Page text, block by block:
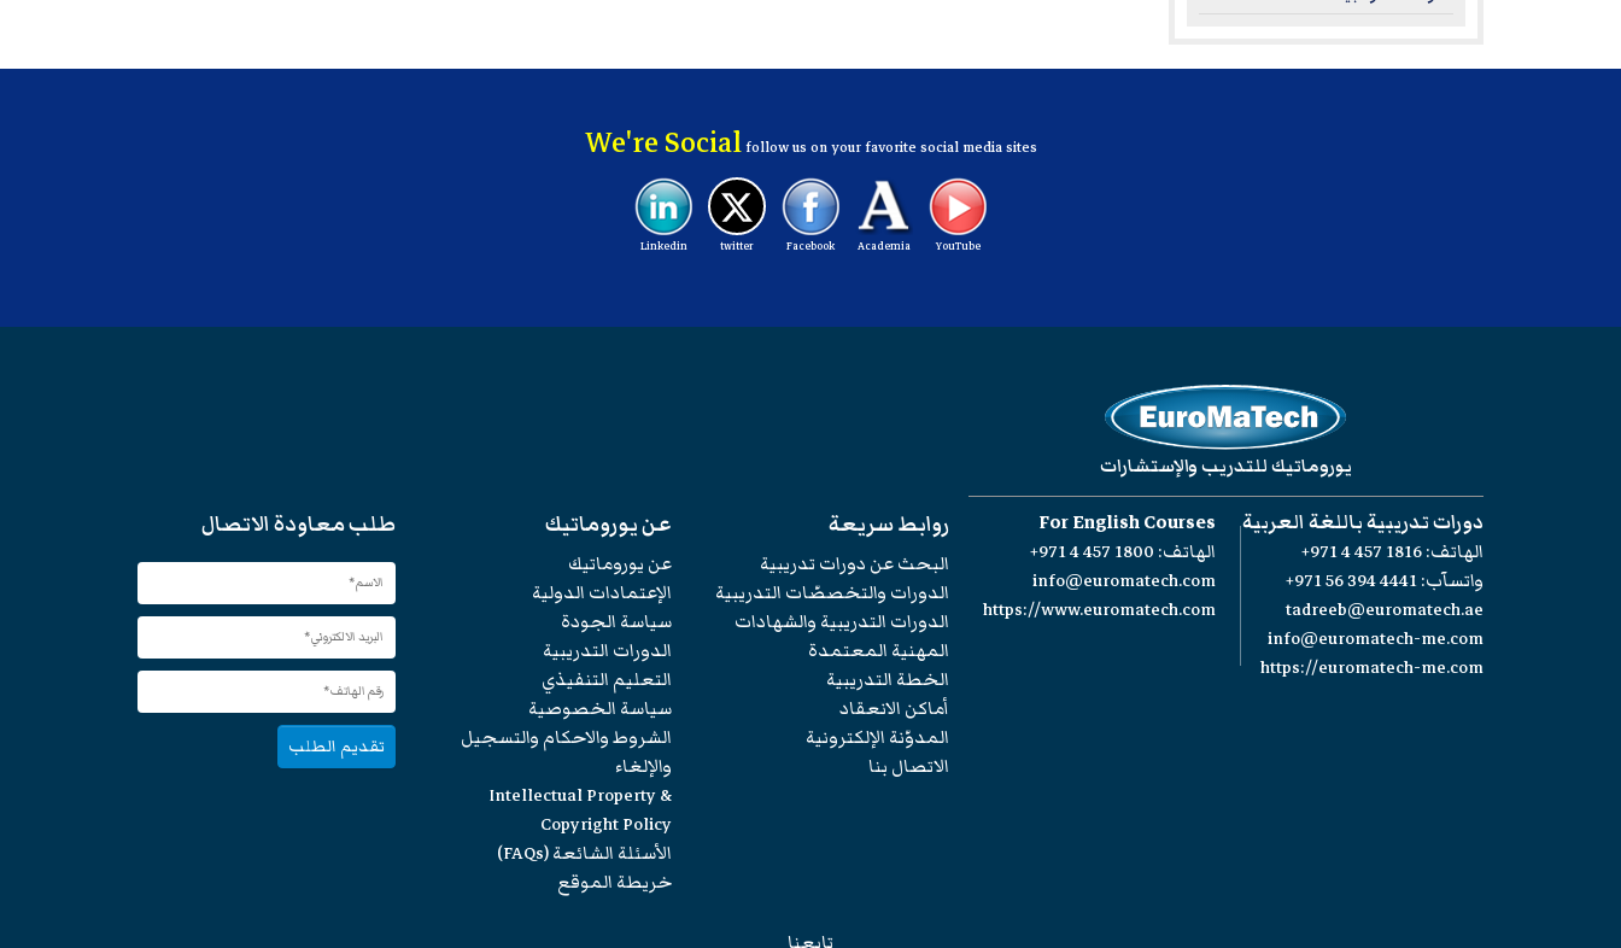
We're Socialfollow us on your favorite social media sites
YouTube
Academia
Facebook
twitter
Linkedin
يوروماتيك للتدريب والإستشارات
دورات تدريبية باللغة العربية
الهاتف:+971 4 457 1816
واتسآب:+971 56 394 4441
tadreeb@euromatech.ae
info@euromatech-me.com
https://euromatech-me.com
For English Courses
الهاتف: +971 4 457 1800
info@euromatech.com
https://www.euromatech.com
روابط سريعة
البحث عن دورات تدريبية
الدورات والتخصصّات التدريبية
الدورات التدريبية والشهادات
المهنية المعتمدة
الخطة التدريبية
أماكن الانعقاد
المدوّنة الإلكترونية
الاتصال بنا
عن يوروماتيك
عن يوروماتيك
الإعتمادات الدولية
سياسة الجودة
الدورات التدريبية
التعليم التنفيذي
سياسة الخصوصية
الشروط والاحكام والتسجيل
والإلغاء
Intellectual Property &
Copyright Policy
الأسئلة الشائعة (FAQs)
خريطة الموقع
طلب معاودة الاتصال
تقديم الطلب